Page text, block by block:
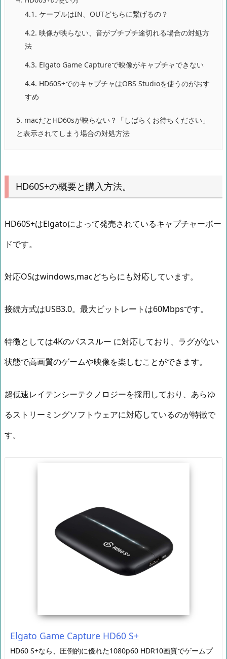
4.1. ケーブルはIN、OUTどちらに繋げるの？
4.2. 映像が映らない、音がプチプチ途切れる場合の対処方
法
4.3. Elgato Game Captureで映像がキャプチャできない
4.4. HD60S+でのキャプチャはOBS Studioを使うのがおす
すめ
5. macだとHD60sが映らない？「しばらくお待ちください」
と表示されてしまう場合の対処方法
HD60S+の概要と購入方法。
HD60S+はElgatoによって発売されているキャプチャーボー
ドです。
対応OSはwindows,macどちらにも対応しています。
接続方式はUSB3.0。最大ビットレートは60Mbpsです。
特徴としては4Kのパススルー に対応しており、ラグがない
状態で高画質のゲームや映像を楽しむことができます。
超低速レイテンシーテクノロジーを採用しており、あらゆ
るストリーミングソフトウェアに対応しているのが特徴で
す。
Elgato Game Capture HD60 S+
HD60 S+なら、圧倒的に優れた1080p60 HDR10画質でゲームプ